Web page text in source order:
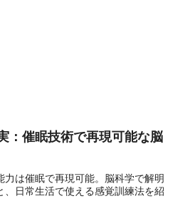
：催眠技術で再現可能な脳
は催眠で再現可能。脳科学で解明
日常生活で使える感覚訓練法を紹